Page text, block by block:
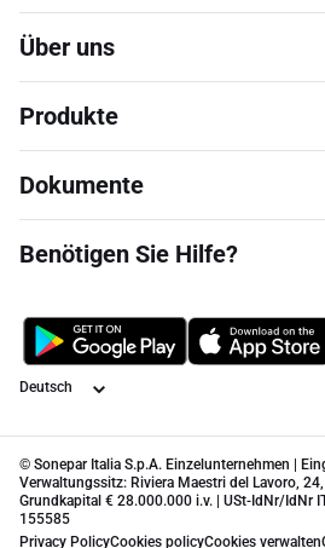
Über uns
Produkte
Dokumente
Benötigen Sie Hilfe?
Sprache
© Sonepar Italia S.p.A. Einzelunternehmen |
Verwaltungssitz: Riviera Maestri del Lavoro, 24,
Grundkapital € 28.000.000 i.v. | USt-IdNr/IdNr
155585
Privacy PolicyCookies policyCookies verwalten